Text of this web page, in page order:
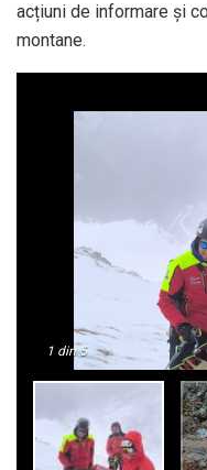
acțiuni de informare și
montane.
1 din 5